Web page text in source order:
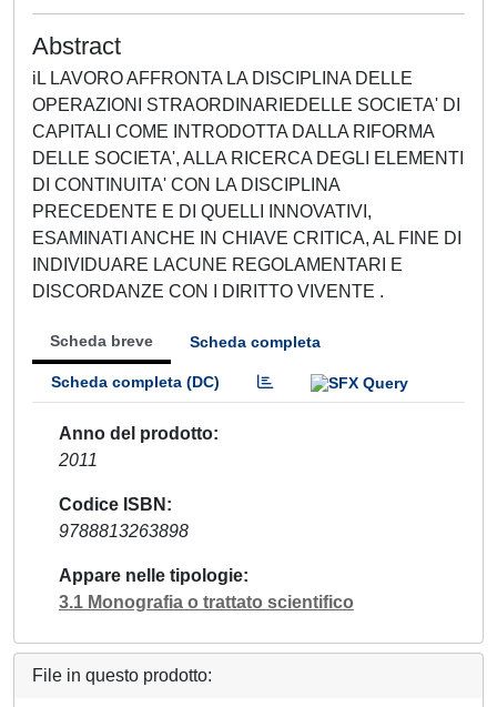
Abstract
iL LAVORO AFFRONTA LA DISCIPLINA DELLE
OPERAZIONI STRAORDINARIEDELLE SOCIETA' DI
CAPITALI COME INTRODOTTA DALLA RIFORMA
DELLE SOCIETA', ALLA RICERCA DEGLI ELEMENTI
DI CONTINUITA' CON LA DISCIPLINA
PRECEDENTE E DI QUELLI INNOVATIVI,
ESAMINATI ANCHE IN CHIAVE CRITICA, AL FINE DI
INDIVIDUARE LACUNE REGOLAMENTARI E
DISCORDANZE CON I DIRITTO VIVENTE .
Scheda breve Scheda completa
Scheda completa (DC)
Anno del prodotto
2011
Codice ISBN
9788813263898
Appare nelle tipologie
3.1 Monografia o trattato scientifico
File in questo prodotto: